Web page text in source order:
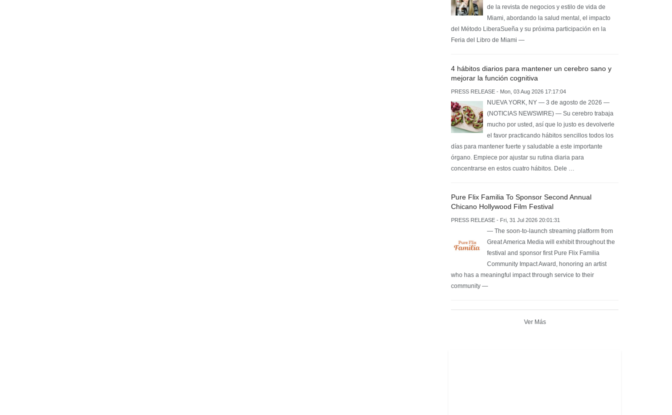
de la revista de negocios y estilo de vida de
Miami, abordando la salud mental, el impacto
del Método LiberaSueña y su próxima participación en la
Feria del Libro de Miami —
4 hábitos diarios para mantener un cerebro sano y
mejorar la función cognitiva
PRESS RELEASE - Mon, 03 Aug 2026 17:17:04
NUEVA YORK, NY — 3 de agosto de 2026 —
(NOTICIAS NEWSWIRE) — Su cerebro trabaja
mucho por usted, así que lo justo es devolverle
el favor practicando hábitos sencillos todos los
días para mantener fuerte y saludable a este importante
órgano. Empiece por ajustar su rutina diaria para
concentrarse en estos cuatro hábitos. Dele …
Pure Flix Familia To Sponsor Second Annual
Chicano Hollywood Film Festival
PRESS RELEASE - Fri, 31 Jul 2026 20:01:31
— The soon-to-launch streaming platform from
Great America Media will exhibit throughout the
festival and sponsor first Pure Flix Familia
Community Impact Award, honoring an artist
who has a meaningful impact through service to their
community —
Ver Más